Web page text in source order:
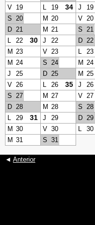
V 19 L 19 34 J 19
S 20 M 20 V 20
D 21 M 21 S 21
L
22 30 J 22 D 22
M 23 V 23 L 23
M 24 S 24 M 24
J
25 D 25 M 25
V 26 L 26 35 J 26
S 27 M 27 V 27
D 28 M 28 S 28
L
29 31 J 29 D 29
M 30 V 30 L 30
M 31 S 31
◄ Anterior